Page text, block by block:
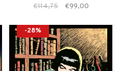
€114,75 €99,00
-28%